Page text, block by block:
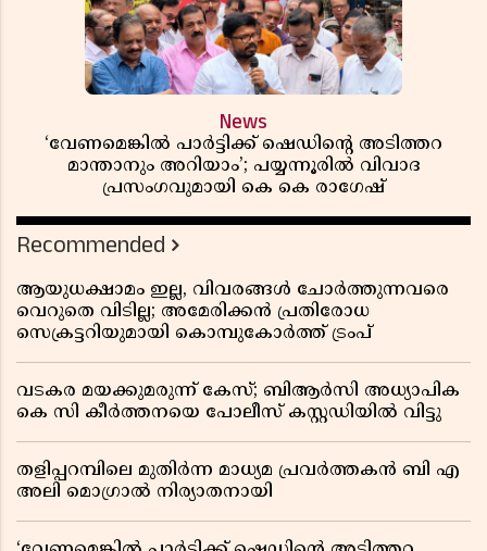
News
‘വേണമെങ്കിൽ പാർട്ടിക്ക് ഷെഡിൻ്റെ അടിത്തറ
മാന്താനും അറിയാം’; പയ്യന്നൂരിൽ വിവാദ
പ്രസംഗവുമായി കെ കെ രാഗേഷ്
Recommended
ആയുധക്ഷാമം ഇല്ല, വിവരങ്ങൾ ചോർത്തുന്നവരെ
വെറുതെ വിടില്ല; അമേരിക്കൻ പ്രതിരോധ
സെക്രട്ടറിയുമായി കൊമ്പുകോർത്ത് ട്രംപ്
വടകര മയക്കുമരുന്ന് കേസ്; ബിആർസി അധ്യാപിക
കെ സി കീർത്തനയെ പോലീസ് കസ്റ്റഡിയിൽ വിട്ടു
തളിപ്പറമ്പിലെ മുതിർന്ന മാധ്യമ പ്രവർത്തകൻ ബി എ
അലി മൊഗ്രാൽ നിര്യാതനായി